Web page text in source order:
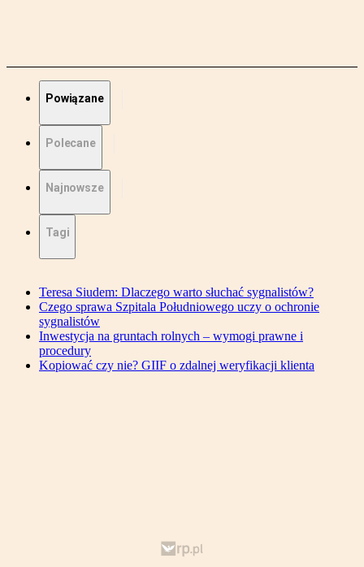
Powiązane
Polecane
Najnowsze
Tagi
Teresa Siudem: Dlaczego warto słuchać sygnalistów?
Czego sprawa Szpitala Południowego uczy o ochronie
sygnalistów
Inwestycja na gruntach rolnych – wymogi prawne i
procedury
Kopiować czy nie? GIIF o zdalnej weryfikacji klienta